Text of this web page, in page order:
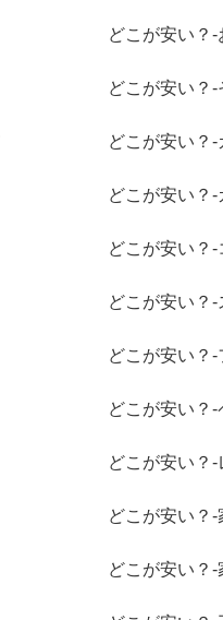
どこが安い？
どこが安い？-
どこが安い？
どこが安い？
どこが安い？
どこが安い？
どこが安い？
どこが安い？
どこが安い？
どこが安い？-
どこが安い？